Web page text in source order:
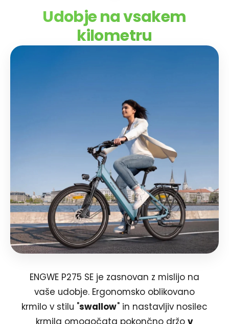
Udobje na vsakem
kilometru
ENGWE P275 SE je zasnovan z mislijo na
vaše udobje. Ergonomsko oblikovano
krmilo v stilu "swallow" in nastavljiv nosilec
krmila omogočata pokončno držov